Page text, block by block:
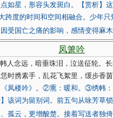
如星，形容头发斑白。【赏析】
跨度的时间和空间相融合。少年
受国亡之痛的影响，感情变得麻
凤箫吟
人念远，暗垂珠泪，泣送征轮。
时携素手，乱花飞絮里，缓步香
《凤楼吟》。②熏：暖和。③绣
该词为留别词。前五句从咏芳草
孤云，更增酸楚。接着写送者独